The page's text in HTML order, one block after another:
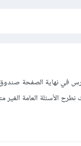
في نهاية الصفحة صندوق
الأسئلة العامة الغير